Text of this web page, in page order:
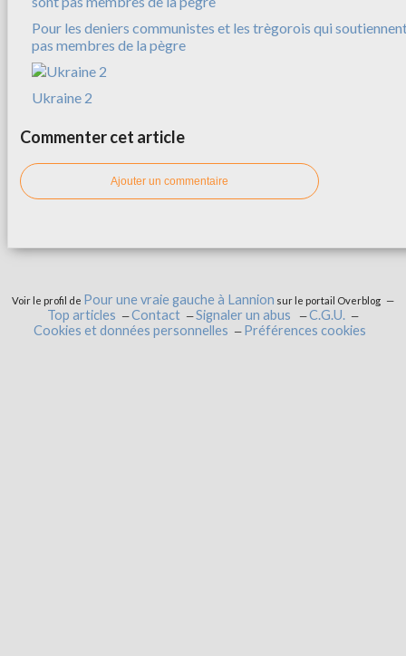
Pour les deniers communistes et les trègorois qui
pas membres de la pègre
Ukraine 2
Commenter cet article
Ajouter un commentaire
Voir le profil de Pour une vraie gauche à Lannion sur le portail Overblog
Top articles Contact Signaler un abus
C.G.U.
Cookies et données personnelles
Préférences cookies